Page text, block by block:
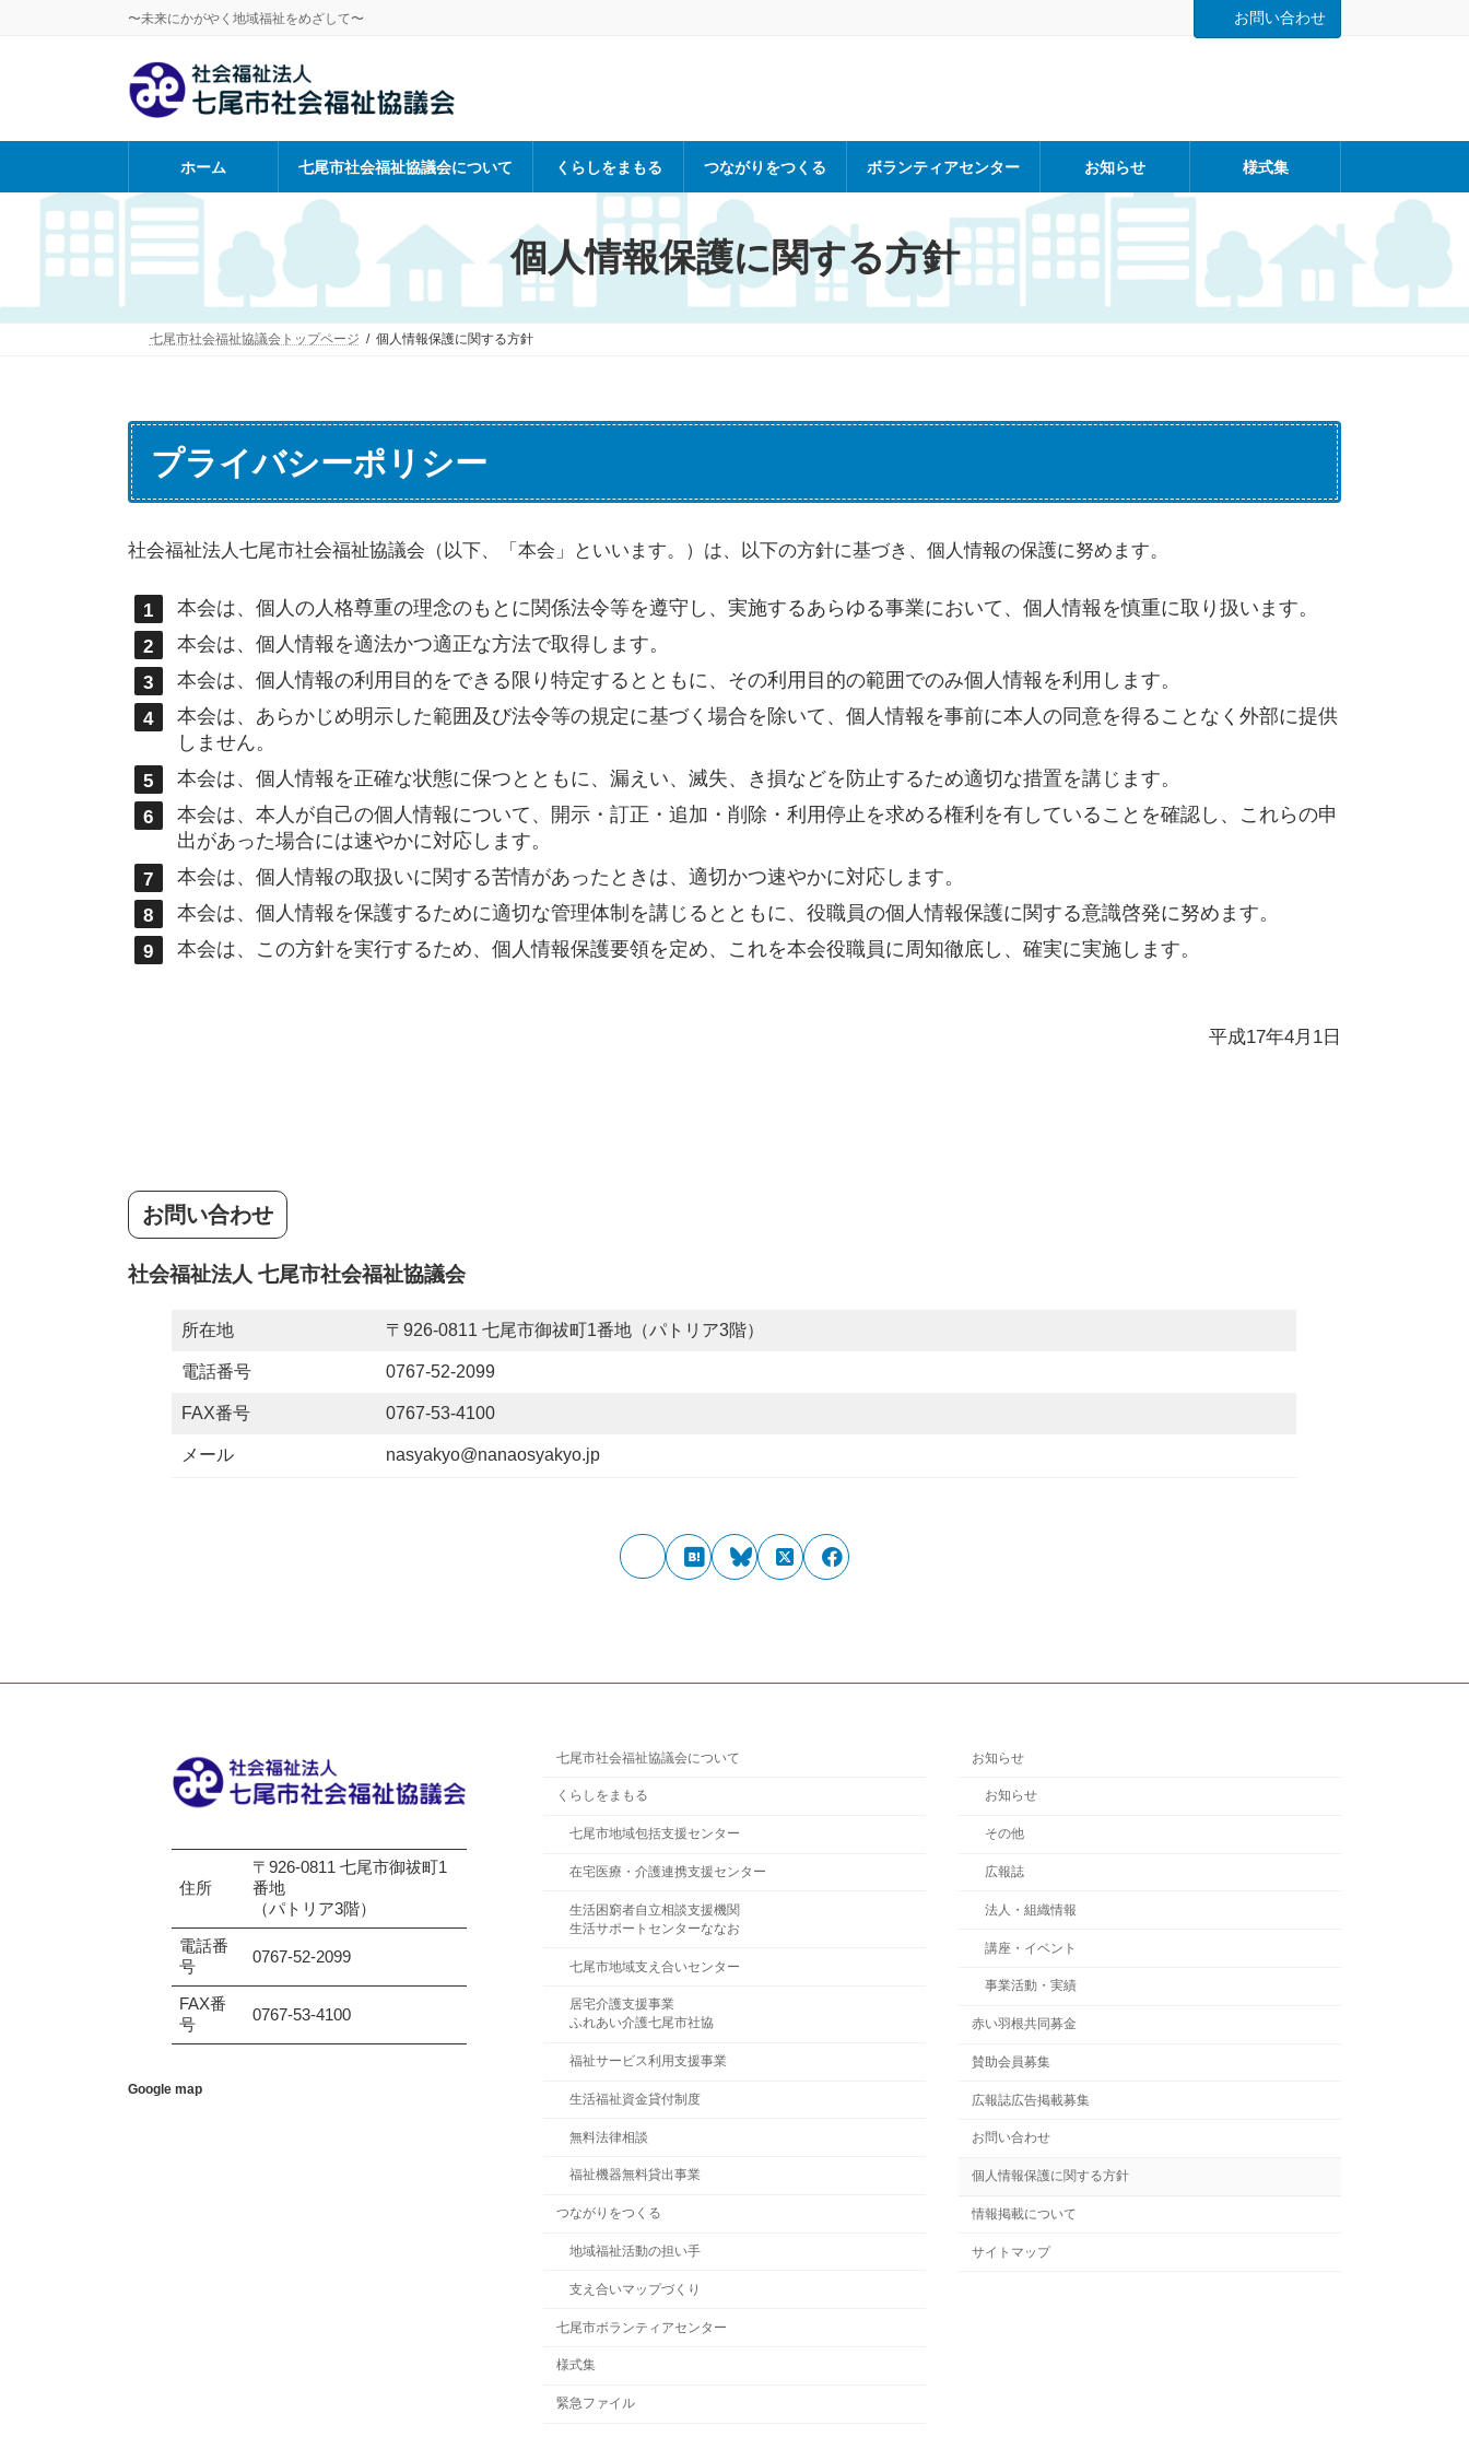
へ
キ
ョ
に
〜未来にかがやく地域福祉をめざして〜 お問い合わせ
ホーム 七尾市社会福祉協議会について くらしをまもる つながりをつくる ボランティアセンター お知らせ 様式集
個人情報保護に関する方針
七尾市社会福祉協議会トップページ 個人情報保護に関する方針
プライバシーポリシー
社会福祉法人七尾市社会福祉協議会（以下、「本会」といいます。）は、以下の方針に基づき、個人情報の保護に努めます。
本会は、個人の人格尊重の理念のもとに関係法令等を遵守し、実施するあらゆる事業において、個人情報を慎重に取り扱います。
本会は、個人情報を適法かつ適正な方法で取得します。
本会は、個人情報の利用目的をできる限り特定するとともに、その利用目的の範囲でのみ個人情報を利用します。
本会は、あらかじめ明示した範囲及び法令等の規定に基づく場合を除いて、個人情報を事前に本人の同意を得ることなく外部に提供
しません。
本会は、個人情報を正確な状態に保つとともに、漏えい、滅失、き損などを防止するため適切な措置を講じます。
本会は、本人が自己の個人情報について、開示・訂正・追加・削除・利用停止を求める権利を有していることを確認し、これらの申
出があった場合には速やかに対応します。
本会は、個人情報の取扱いに関する苦情があったときは、適切かつ速やかに対応します。
本会は、個人情報を保護するために適切な管理体制を講じるとともに、役職員の個人情報保護に関する意識啓発に努めます。
本会は、この方針を実行するため、個人情報保護要領を定め、これを本会役職員に周知徹底し、確実に実施します。
平成17年4月1日
お問い合わせ
社会福祉法人 七尾市社会福祉協議会
所在地 〒926-0811 七尾市御祓町1番地（パトリア3階）
電話番号 0767-52-2099
FAX番号 0767-53-4100
メール nasyakyo@nanaosyakyo.jp
住所
〒926-0811 七尾市御祓町1
番地
（パトリア3階）
電話番
号
0767-52-2099
FAX番
号
0767-53-4100
Google map
七尾市社会福祉協議会について
くらしをまもる
七尾市地域包括支援センター
在宅医療・介護連携支援センター
生活困窮者自立相談支援機関
生活サポートセンターななお
七尾市地域支え合いセンター
居宅介護支援事業
ふれあい介護七尾市社協
福祉サービス利用支援事業
生活福祉資金貸付制度
無料法律相談
福祉機器無料貸出事業
つながりをつくる
地域福祉活動の担い手
支え合いマップづくり
七尾市ボランティアセンター
様式集
緊急ファイル
お知らせ
お知らせ
その他
広報誌
法人・組織情報
講座・イベント
事業活動・実績
赤い羽根共同募金
賛助会員募集
広報誌広告掲載募集
お問い合わせ
個人情報保護に関する方針
情報掲載について
サイトマップ